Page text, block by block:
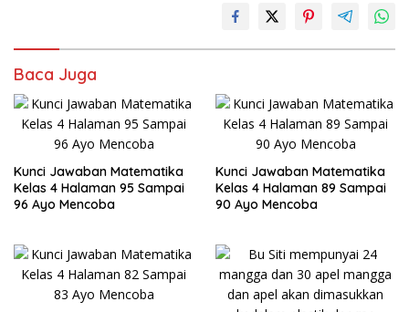
Baca Juga
Kunci Jawaban Matematika
Kelas 4 Halaman 95 Sampai
96 Ayo Mencoba
Kunci Jawaban Matematika
Kelas 4 Halaman 89 Sampai
90 Ayo Mencoba